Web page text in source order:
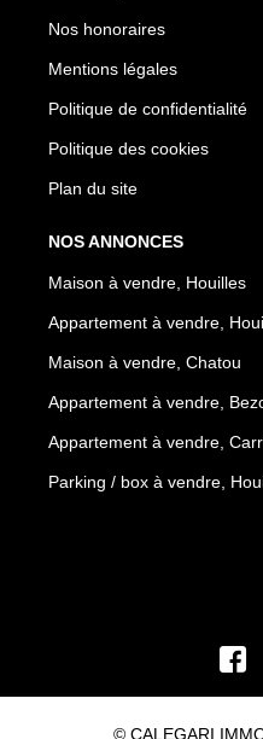
Nos honoraires
Mentions légales
Politique de confidentialité
Politique des cookies
Plan du site
NOS ANNONCES
Maison à vendre, Houilles
Appartement à vendre,
Maison à vendre, Chatou
Appartement à vendre,
Appartement à vendre,
Parking / box à vendre,
© CALEGARI